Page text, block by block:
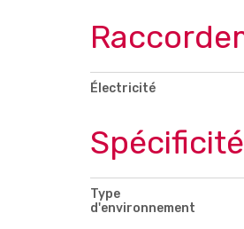
Électricité
Type
d'environnement